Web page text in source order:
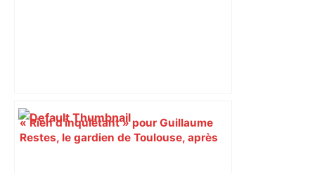
« Rien d'inquiétant » pour Guillaume
Restes, le gardien de Toulouse, après